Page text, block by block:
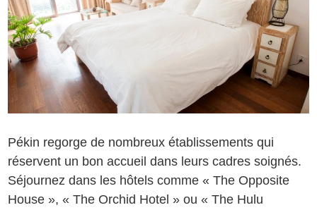
Pékin regorge de nombreux établissements qui
réservent un bon accueil dans leurs cadres soignés.
Séjournez dans les hôtels comme « The Opposite
House », « The Orchid Hotel » ou « The Hulu